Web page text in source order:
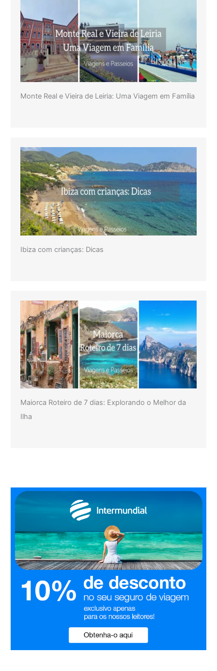
Monte Real e Vieira de Leiria: Uma Viagem em Família
Ibiza com crianças: Dicas
Maiorca Roteiro de 7 dias: Explorando o Melhor da
Ilha